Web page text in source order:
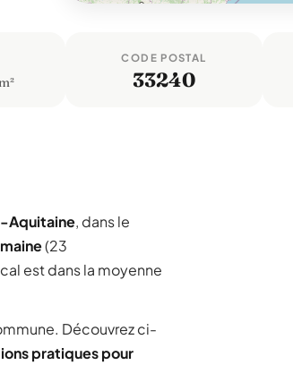
CODE POSTAL
33240
Aquitaine, dans le
(23
est dans la moyenne
Découvrez ci-
pratiques pour